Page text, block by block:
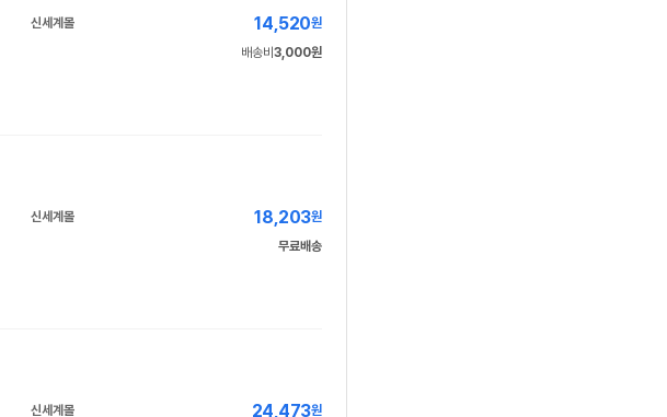
신세계몰 14,520원
배송비 3,000원
신세계몰 18,203원
무료배송
신세계몰 24,473원